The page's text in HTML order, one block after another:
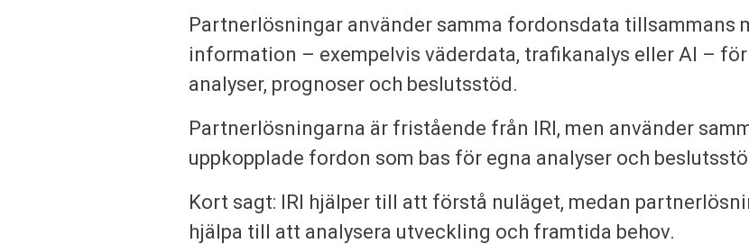
Partnerlösningar använder samma fordonsdata tillsammans
information – exempelvis väderdata, trafikanalys eller AI –
analyser, prognoser och beslutsstöd.
Partnerlösningarna är fristående från IRI, men använder
uppkopplade fordon som bas för egna analyser och
Kort sagt: IRI hjälper till att förstå nuläget, medan
hjälpa till att analysera utveckling och framtida behov.